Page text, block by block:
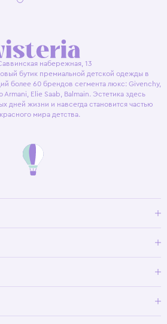
набережная, 13
бутик премиальной детской одежды в
более 60 брендов сегмента люкс: Givenchy,
Elie Saab, Balmain. Эстетика здесь
дней жизни и навсегда становится частью
мира детства.